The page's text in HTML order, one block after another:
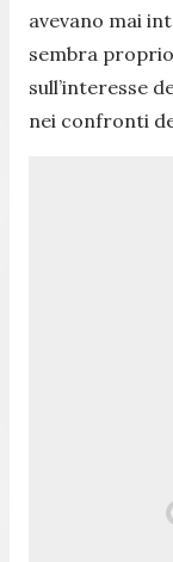
avevano mai
sembra
sull’interesse
nei confronti